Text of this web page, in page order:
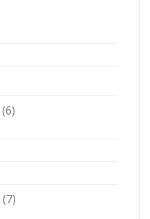
(6)
(7)